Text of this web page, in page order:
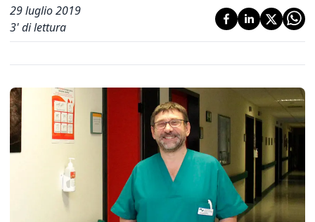
29 luglio 2019
3' di lettura